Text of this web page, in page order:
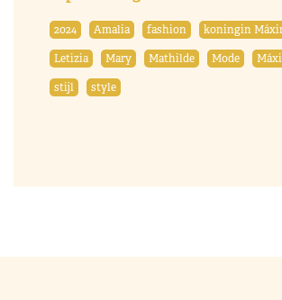
2024 Amalia fashion
koningin
Letizia
Mary Mathilde Mode
stijl
style